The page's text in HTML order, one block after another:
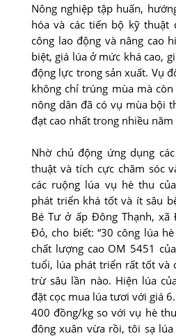
Nông nghiệp tập huấn,
hóa và các tiến bộ kỹ thuật
công lao động và nâng cao
biệt, giá lúa ở mức khá cao,
động lực trong sản xuất. Vụ
không chỉ trúng mùa mà
nông dân đã có vụ mùa bội
đạt cao nhất trong nhiều năm
Nhờ chủ động ứng dụng
thuật và tích cực chăm sóc
các ruộng lúa vụ hè thu
phát triển khá tốt và ít sâu
Bé Tư ở ấp Ðông Thạnh, xã
Ðỏ, cho biết: “30 công lúa
chất lượng cao OM 5451
tuổi, lúa phát triển rất tốt và
trừ sâu lần nào. Hiện lúa
đặt cọc mua lúa tươi với giá
400 đồng/kg so với vụ hè
đông xuân vừa rồi, tôi sạ lúa